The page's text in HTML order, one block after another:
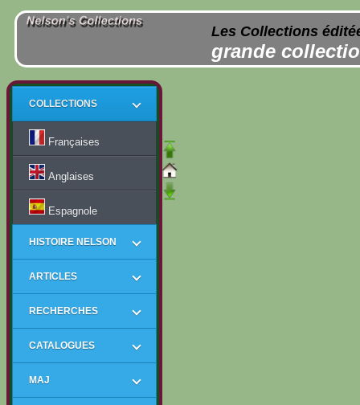
Les Collections
grande
COLLECTIONS
Françaises
Anglaises
Espagnole
HISTOIRE NELSON
ARTICLES
RECHERCHES
CATALOGUES
MAJ